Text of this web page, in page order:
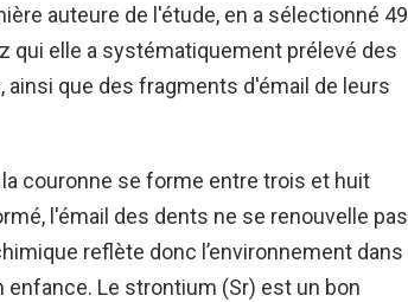
auteure de l'étude, en a sélectionné 49
elle a systématiquement prélevé des
que des fragments d'émail de leurs
couronne se forme entre trois et huit
l'émail des dents ne se renouvelle pas
reflète donc l’environnement dans
enfance. Le strontium (Sr) est un bon